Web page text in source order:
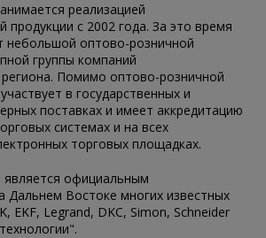
реализацией
продукции с 2002 года. За это время
небольшой оптово-розничной
группы компаний
Помимо оптово-розничной
в государственных и
поставках и имеет аккредитацию
системах и на всех
торговых площадках.
официальным
Дальнем Востоке многих известных
EKF, Legrand, DKC, Simon, Schneider